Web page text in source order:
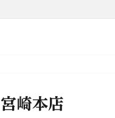
宮崎本店